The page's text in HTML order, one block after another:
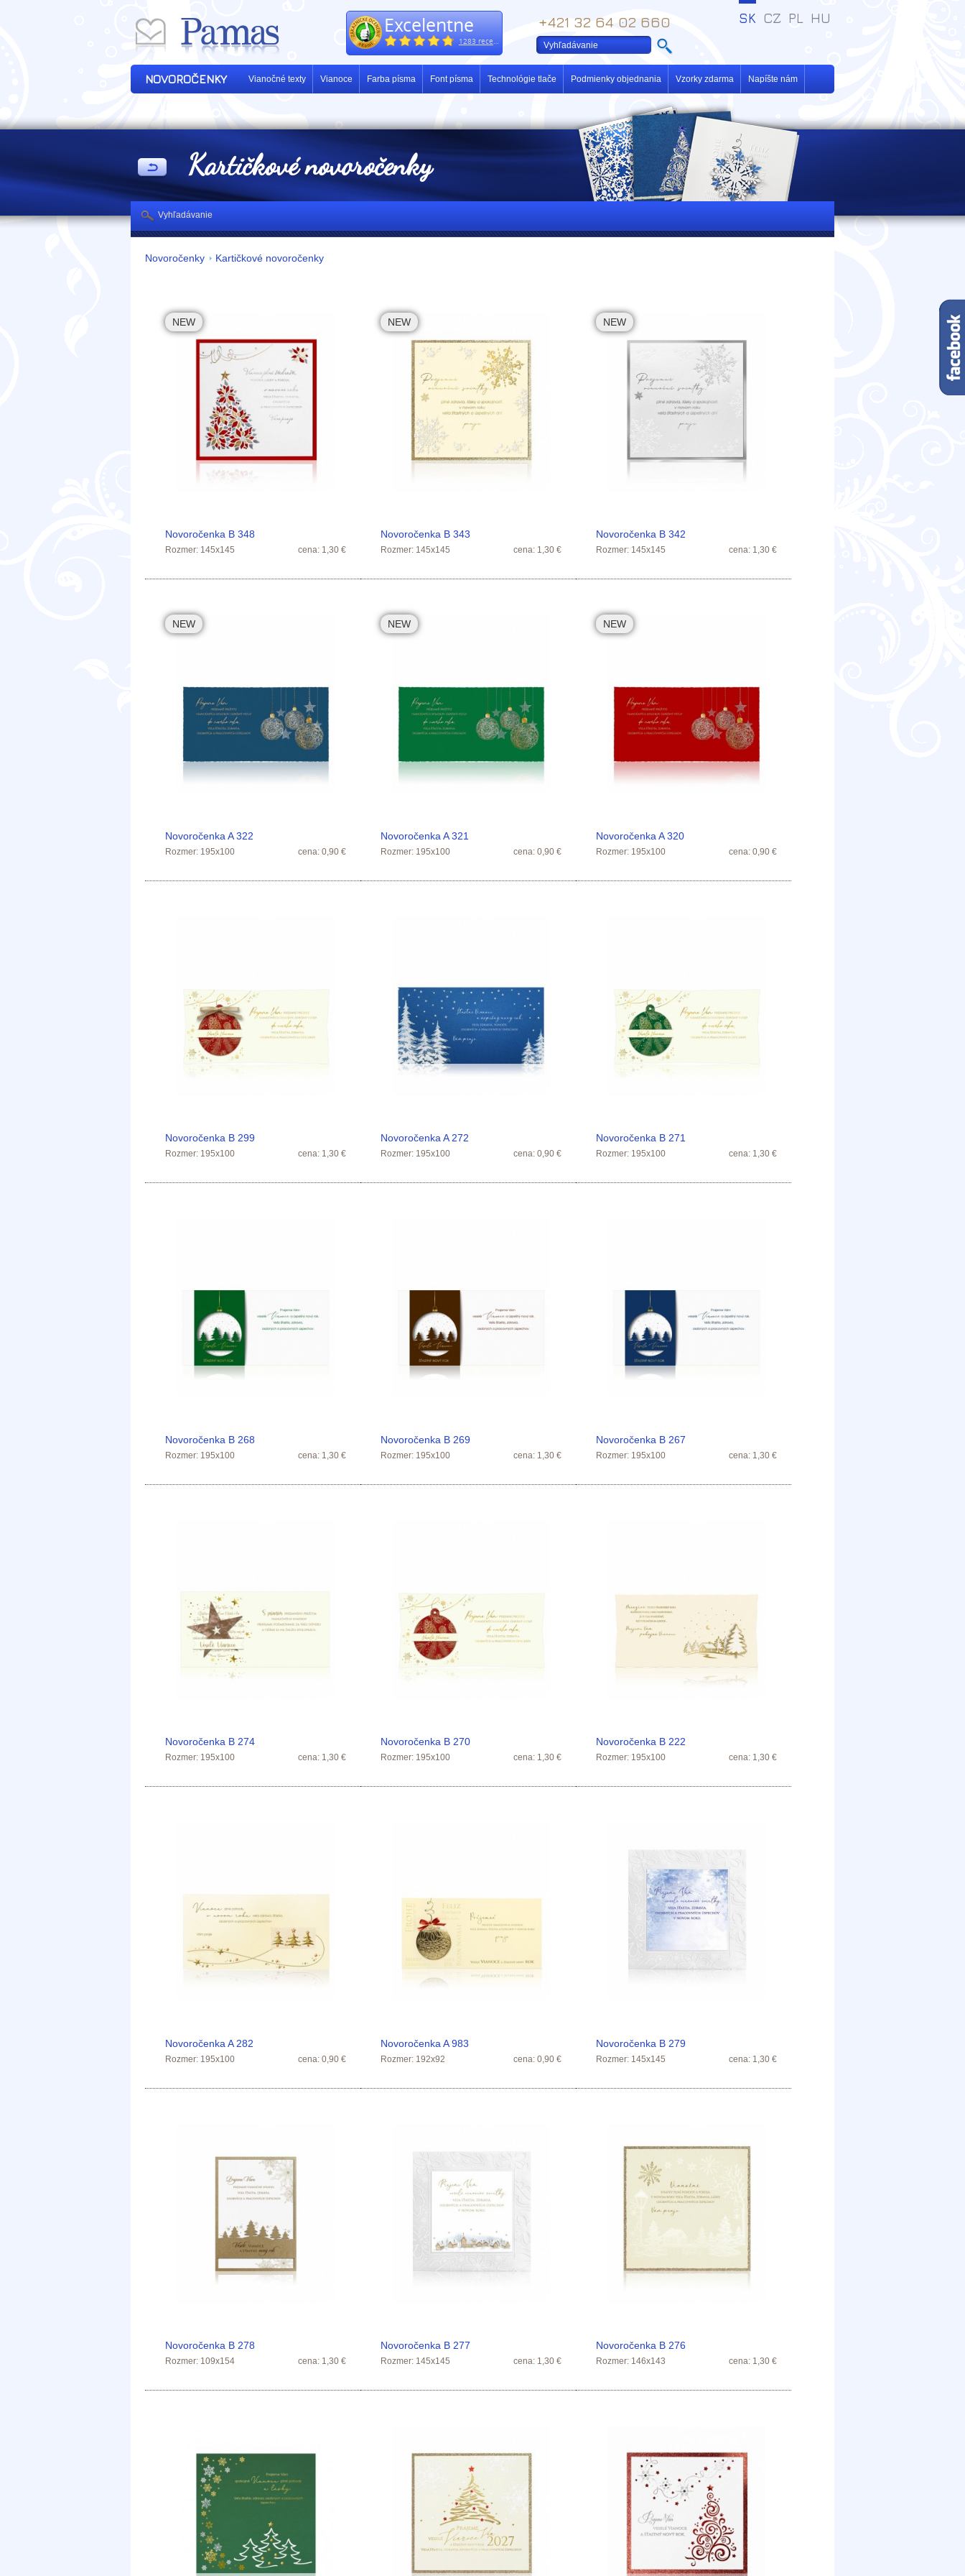
Kartičkové novoročenky
+421 32 64 02 660
Excelentne
1283 recenzií
HU
PL
CZ
SK
NOVOROČENKY Vianočné texty Vianoce Farba písma Font písma Technológie tlače Podmienky objednania Vzorky zdarma Napíšte nám
Novoročenky Kartičkové novoročenky
Novoročenka B 348
NEW
Rozmer: 145x145 cena: 1,30 €
Novoročenka B 343
NEW
Rozmer: 145x145 cena: 1,30 €
Novoročenka B 342
NEW
Rozmer: 145x145 cena: 1,30 €
Novoročenka A 322
NEW
Rozmer: 195x100 cena: 0,90 €
Novoročenka A 321
NEW
Rozmer: 195x100 cena: 0,90 €
Novoročenka A 320
NEW
Rozmer: 195x100 cena: 0,90 €
Novoročenka B 299
Rozmer: 195x100 cena: 1,30 €
Novoročenka A 272
Rozmer: 195x100 cena: 0,90 €
Novoročenka B 271
Rozmer: 195x100 cena: 1,30 €
Novoročenka B 268
Rozmer: 195x100 cena: 1,30 €
Novoročenka B 269
Rozmer: 195x100 cena: 1,30 €
Novoročenka B 267
Rozmer: 195x100 cena: 1,30 €
Novoročenka B 274
Rozmer: 195x100 cena: 1,30 €
Novoročenka B 270
Rozmer: 195x100 cena: 1,30 €
Novoročenka B 222
Rozmer: 195x100 cena: 1,30 €
Novoročenka A 282
Rozmer: 195x100 cena: 0,90 €
Novoročenka A 983
Rozmer: 192x92 cena: 0,90 €
Novoročenka B 279
Rozmer: 145x145 cena: 1,30 €
Novoročenka B 278
Rozmer: 109x154 cena: 1,30 €
Novoročenka B 277
Rozmer: 145x145 cena: 1,30 €
Novoročenka B 276
Rozmer: 146x143 cena: 1,30 €
Vyhľadávanie